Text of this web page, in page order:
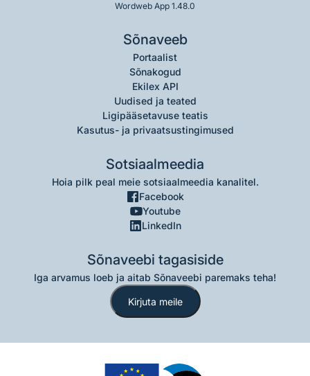
Wordweb App 1.48.0
Sõnaveeb
Portaalist
Sõnakogud
Ekilex API
Uudised ja teated
Ligipääsetavuse teatis
Kasutus- ja privaatsustingimused
Sotsiaalmeedia
Hoia pilk peal meie sotsiaalmeedia kanalitel.
Facebook
Youtube
LinkedIn
Sõnaveebi tagasiside
Iga arvamus loeb ja aitab Sõnaveebi paremaks teha!
Kirjuta meile